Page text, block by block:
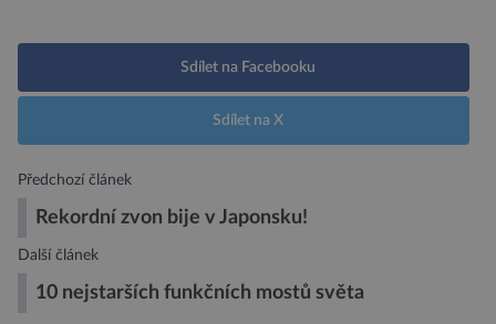
Sdílet na Facebooku
Sdílet na X
Předchozí článek
Rekordní zvon bije v Japonsku!
Další článek
10 nejstarších funkčních mostů světa